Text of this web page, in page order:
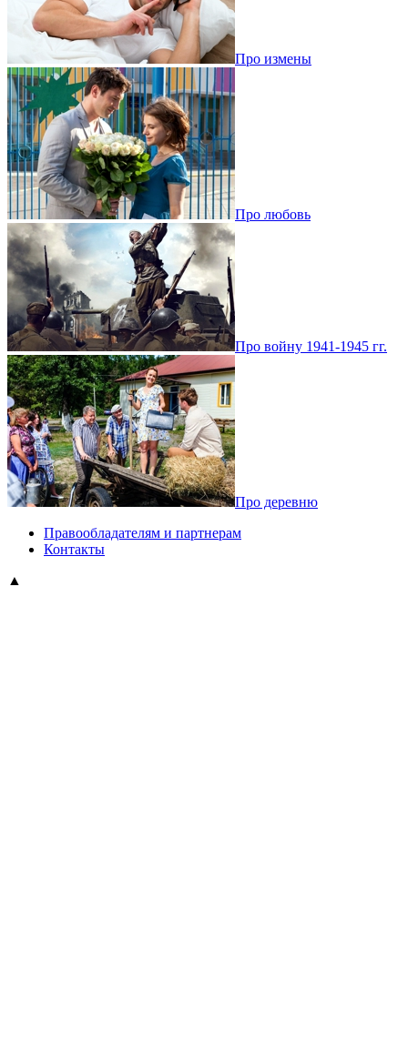
Про измены
Про любовь
Про войну 1941-1945 гг.
Про деревню
Правообладателям и партнерам
Контакты
▲